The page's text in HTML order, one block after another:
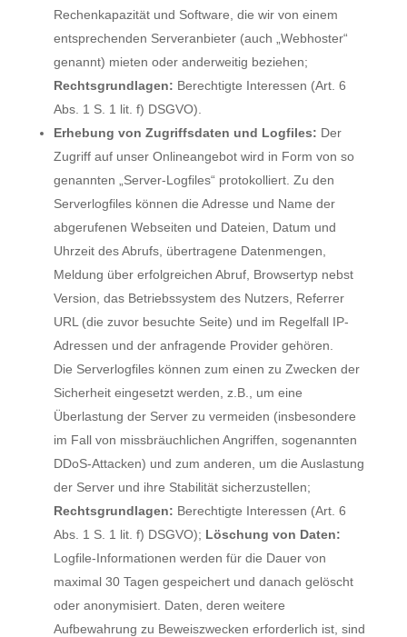
Rechenkapazität und Software, die wir von einem
entsprechenden Serveranbieter (auch „Webhoster“
genannt) mieten oder anderweitig beziehen;
Rechtsgrundlagen: Berechtigte Interessen (Art. 6
Abs. 1 S. 1 lit. f) DSGVO).
Erhebung von Zugriffsdaten und Logfiles: Der
Zugriff auf unser Onlineangebot wird in Form von so
genannten „Server-Logfiles“ protokolliert. Zu den
Serverlogfiles können die Adresse und Name der
abgerufenen Webseiten und Dateien, Datum und
Uhrzeit des Abrufs, übertragene Datenmengen,
Meldung über erfolgreichen Abruf, Browsertyp nebst
Version, das Betriebssystem des Nutzers, Referrer
URL (die zuvor besuchte Seite) und im Regelfall IP-
Adressen und der anfragende Provider gehören.
Die Serverlogfiles können zum einen zu Zwecken der
Sicherheit eingesetzt werden, z.B., um eine
Überlastung der Server zu vermeiden (insbesondere
im Fall von missbräuchlichen Angriffen, sogenannten
DDoS-Attacken) und zum anderen, um die Auslastung
der Server und ihre Stabilität sicherzustellen;
Rechtsgrundlagen: Berechtigte Interessen (Art. 6
Abs. 1 S. 1 lit. f) DSGVO); Löschung von Daten:
Logfile-Informationen werden für die Dauer von
maximal 30 Tagen gespeichert und danach gelöscht
oder anonymisiert. Daten, deren weitere
Aufbewahrung zu Beweiszwecken erforderlich ist, sind